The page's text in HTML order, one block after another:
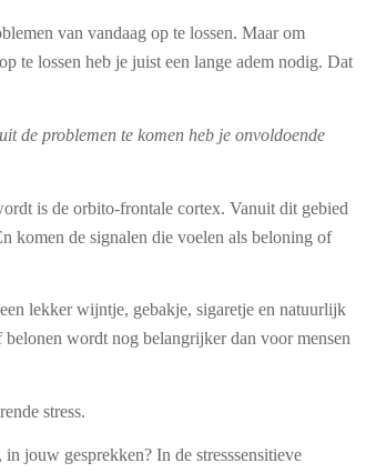
van vandaag op te lossen. Maar om
te lossen heb je juist een lange adem nodig. Dat
de problemen te komen heb je onvoldoende
is de orbito-frontale cortex. Vanuit dit gebied
komen de signalen die voelen als beloning of
lekker wijntje, gebakje, sigaretje en natuurlijk
wordt nog belangrijker dan voor mensen
stress.
jouw gesprekken? In de stresssensitieve